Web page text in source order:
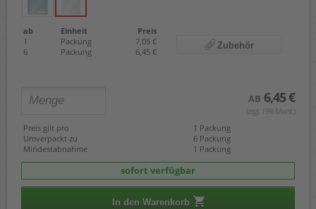
ab Einheit
Preis
1
Packung
7,05 €
6
Packung 6,45 €
Zubehör
AB 6,45 €
(zzgl. 19% Mwst.)
Preis gilt pro
1 Packung
Umverpackt zu
6 Packung
Mindestabnahme
1 Packung
sofort verfügbar
In den Warenkorb